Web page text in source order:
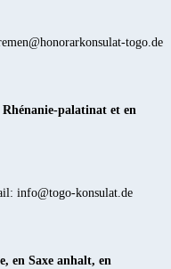
togo.de
Rhénanie-palatinat et en
info@togo-konsulat.de
en Saxe anhalt, en